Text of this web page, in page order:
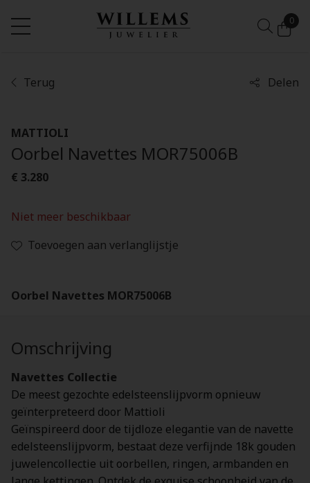
0
Terug Delen
MATTIOLI
Oorbel Navettes MOR75006B
€ 3.280
Niet meer beschikbaar
Toevoegen aan verlanglijstje
Oorbel Navettes MOR75006B
Omschrijving
Navettes Collectie
De meest gezochte edelsteenslijpvorm opnieuw
geïnterpreteerd door Mattioli
Geïnspireerd door de tijdloze elegantie van de navette
edelsteenslijpvorm, bestaat deze verfijnde 18k gouden
juwelencollectie uit oorbellen, ringen, armbanden en